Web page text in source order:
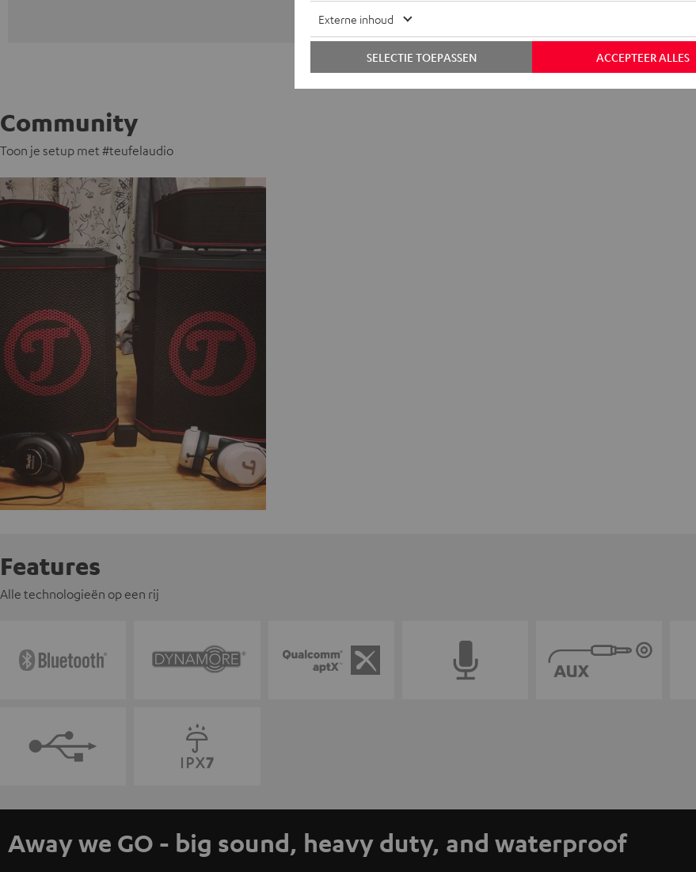
Community
Toon je setup met #teufelaudio
Features
Alle technologieën op een rij
Away we GO - big sound, heavy duty, and waterproof
Externe inhoud
ACCEPTEER ALLES
SELECTIE TOEPASSEN